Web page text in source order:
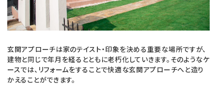
o
k
玄関アプローチは家のテイスト・印象を決める重要な場所ですが、
建物と同じで年月を経るとともに老朽化していきます。そのようなケ
ースでは、リフォームをすることで快適な玄関アプローチへと造り
かえることができます。